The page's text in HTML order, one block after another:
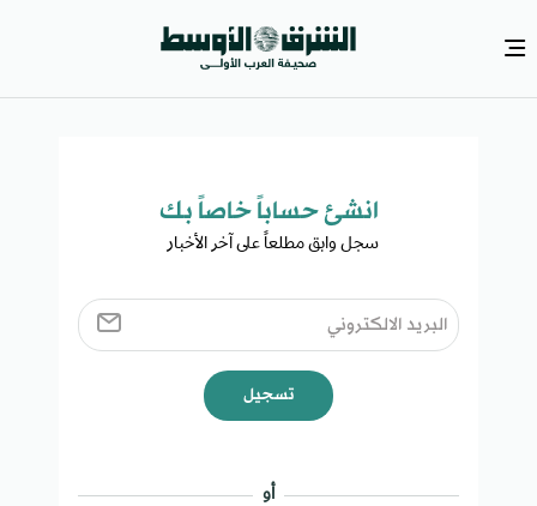
انشئ حساباً خاصاً بك​
سجل وابق مطلعاً على آخر الأخبار ​
تسجيل
أو